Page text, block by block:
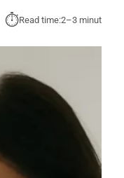
⏱︎Read time:2–3 minut